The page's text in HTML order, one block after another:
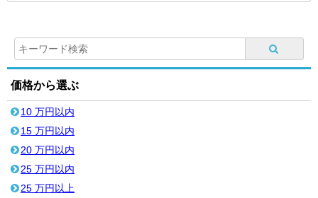
価格から選ぶ
10 万円以内
15 万円以内
20 万円以内
25 万円以内
25 万円以上